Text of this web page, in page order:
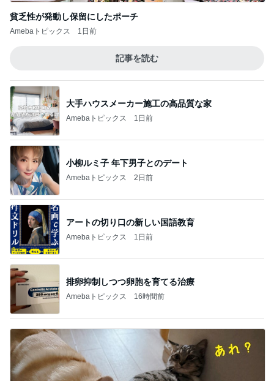
貧乏性が発動し保留にしたポーチ
Amebaトピックス 1日前
記事を読む
大手ハウスメーカー施工の高品質な家
Amebaトピックス 1日前
小柳ルミ子 年下男子とのデート
Amebaトピックス 2日前
アートの切り口の新しい国語教育
Amebaトピックス 1日前
排卵抑制しつつ卵胞を育てる治療
Amebaトピックス 16時間前